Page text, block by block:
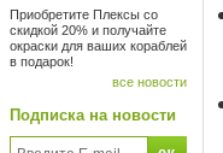
Приобретите Плексы со
скидкой 20% и получайте
окраски для ваших кораблей
в подарок!
все новости
Подписка на новости